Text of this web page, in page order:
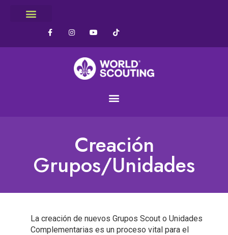
Creación
Grupos/Unidades
La creación de nuevos Grupos Scout o Unidades
Complementarias es un proceso vital para el